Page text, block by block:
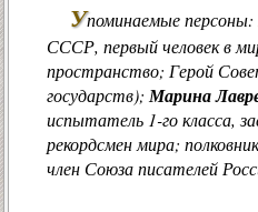
Упоминаемые персоны:
СССР, первый человек в
пространство; Герой
государств); Марина
испытатель 1-го класса,
рекордсмен мира;
член Союза писателей